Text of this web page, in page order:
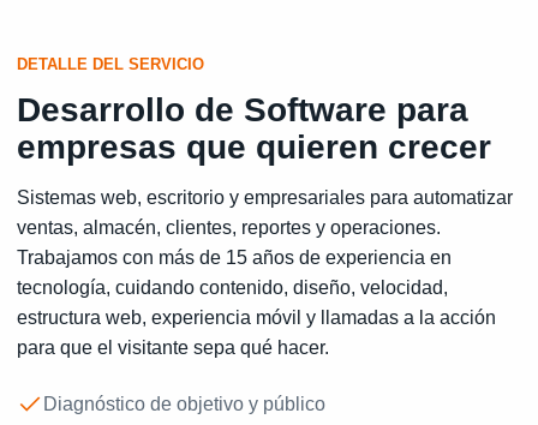
DETALLE DEL SERVICIO
Desarrollo de Software para
empresas que quieren crecer
Sistemas web, escritorio y empresariales para automatizar
ventas, almacén, clientes, reportes y operaciones.
Trabajamos con más de 15 años de experiencia en
tecnología, cuidando contenido, diseño, velocidad,
estructura web, experiencia móvil y llamadas a la acción
para que el visitante sepa qué hacer.
Diagnóstico de objetivo y público